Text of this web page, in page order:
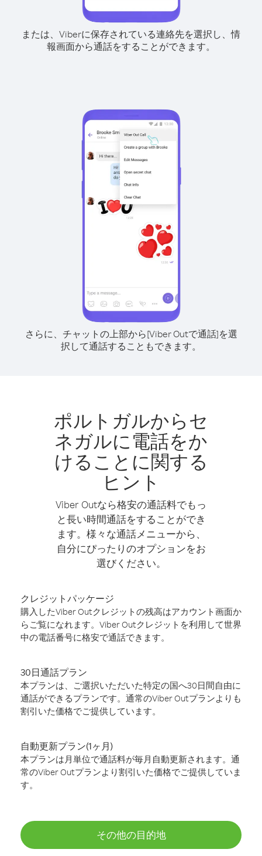
または、Viberに保存されている連絡先を選択し、情
報画面から通話をすることができます。
さらに、チャットの上部から[Viber Outで通話]を選
択して通話することもできます。
ポルトガルからセ
ネガルに電話をか
けることに関する
ヒント
Viber Outなら格安の通話料でもっ
と長い時間通話をすることができ
ます。様々な通話メニューから、
自分にぴったりのオプションをお
選びください。
クレジットパッケージ
購入したViber Outクレジットの残高はアカウント画面か
らご覧になれます。Viber Outクレジットを利用して世界
中の電話番号に格安で通話できます。
30日通話プラン
本プランは、ご選択いただいた特定の国へ30日間自由に
通話ができるプランです。通常のViber Outプランよりも
割引いた価格でご提供しています。
自動更新プラン(1ヶ月)
本プランは月単位で通話料が毎月自動更新されます。通
常のViber Outプランより割引いた価格でご提供していま
す。
その他の目的地